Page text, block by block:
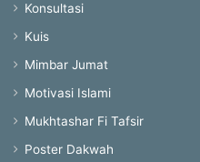
Konsultasi
Kuis
Mimbar Jumat
Motivasi Islami
Mukhtashar Fi Tafsir
Poster Dakwah